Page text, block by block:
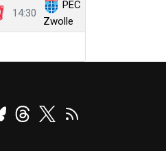
14:30
PEC
Zwolle